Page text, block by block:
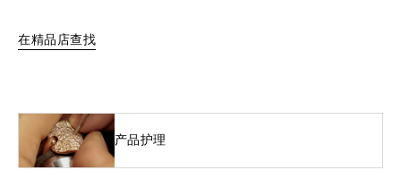
在精品店查找
产品护理